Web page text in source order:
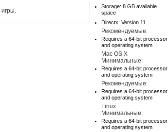
игры.
Storage: 8 GB available
space
Directx: Version 11
Рекомендуемые:
Requires a 64-bit processor
and operating system
Mac OS X
Минимальные:
Requires a 64-bit processor
and operating system
Рекомендуемые:
Requires a 64-bit processor
and operating system
Linux
Минимальные:
Requires a 64-bit processor
and operating system